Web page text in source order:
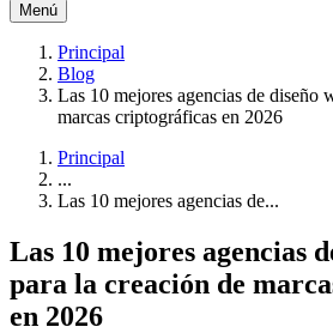
Menú
Principal
Blog
Las 10 mejores agencias de diseño
marcas criptográficas en 2026
Principal
...
Las 10 mejores agencias de...
Las 10 mejores agencias
para la creación de
en 2026